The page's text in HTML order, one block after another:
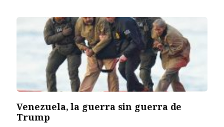
Venezuela, la guerra sin guerra de
Trump